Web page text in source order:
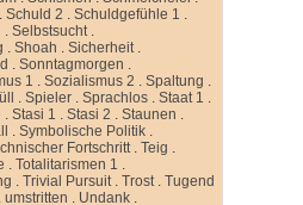
.Schuld 2 .Schuldgefühle 1 .
.Selbstsucht.
.Shoah .Sicherheit.
.Sonntagmorgen .
1 .Sozialismus 2 .Spaltung .
.Spieler .Sprachlos .Staat 1 .
.Stasi 1 .Stasi 2 .Staunen .
.Symbolische Politik .
Fortschritt.Teig .
.Totalitarismen 1 .
.Trivial Pursuit.Trost.Tugend
.umstritten . Undank .